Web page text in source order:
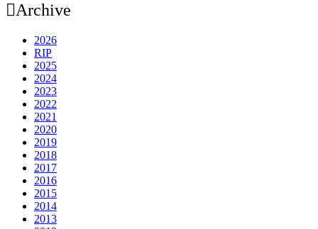
Archive
2026
RIP
2025
2024
2023
2022
2021
2020
2019
2018
2017
2016
2015
2014
2013